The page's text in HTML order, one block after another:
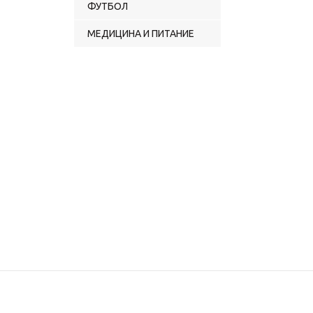
ФУТБОЛ
МЕДИЦИНА И ПИТАНИЕ